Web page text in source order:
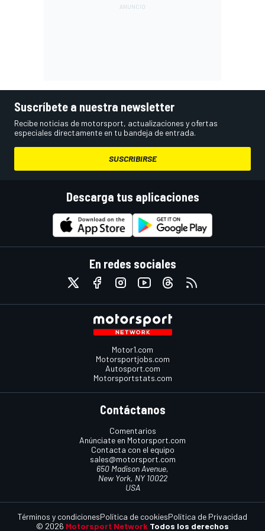
Suscríbete a nuestra newsletter
Recibe noticias de motorsport, actualizaciones y ofertas
especiales directamente en tu bandeja de entrada.
SUSCRIBIRSE
Descarga tus aplicaciones
En redes sociales
Motor1.com
Motorsportjobs.com
Autosport.com
Motorsportstats.com
Contáctanos
Comentarios
Anúnciate en Motorsport.com
Contacta con el equipo
sales@motorsport.com
650 Madison Avenue,
New York, NY 10022
USA
© 2026 Motorsport Network Todos los derechos
Términos y condicionesPolítica de cookiesPolítica de Privacidad